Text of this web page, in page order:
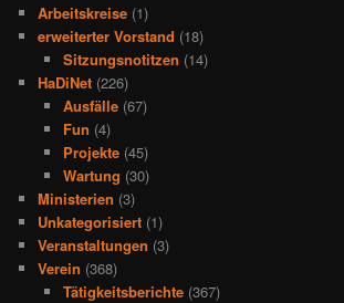
Arbeitskreise (1)
erweiterter Vorstand (18)
Sitzungsnotitzen (14)
HaDiNet (226)
Ausfälle(67)
Fun (4)
Projekte(45)
Wartung (30)
Ministerien (3)
Unkategorisiert (1)
Veranstaltungen (3)
Verein (368)
Tätigkeitsberichte(367)